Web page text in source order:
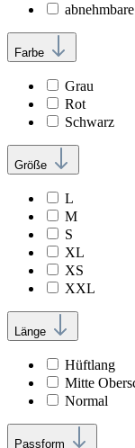
Farbe
Grau
Rot
Schwarz
Größe
L
M
S
XL
XS
XXL
Länge
Hüftlang
Mitte
Normal
Passform